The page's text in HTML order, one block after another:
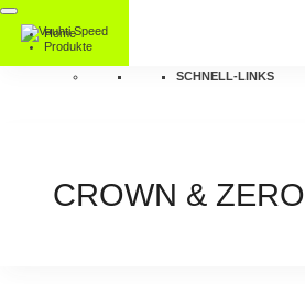
Home
Produkte
SCHNELL-LINKS
CROWN & ZERO